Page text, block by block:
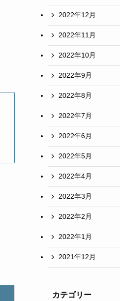
2022年12月
2022年11月
2022年10月
2022年9月
2022年8月
2022年7月
2022年6月
2022年5月
2022年4月
2022年3月
2022年2月
2022年1月
2021年12月
カテゴリー